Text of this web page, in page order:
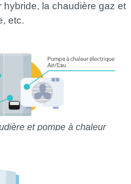
hybride, la chaudière gaz et
etc.
et pompe à chaleur